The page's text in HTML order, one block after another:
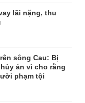
lãi nặng, thu
sông Cau: Bị
án vì cho rằng
phạm tội